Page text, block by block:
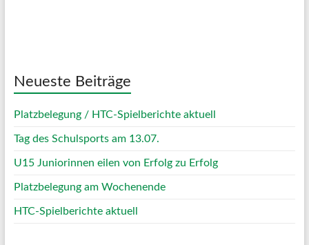
Neueste Beiträge
Platzbelegung / HTC-Spielberichte aktuell
Tag des Schulsports am 13.07.
U15 Juniorinnen eilen von Erfolg zu Erfolg
Platzbelegung am Wochenende
HTC-Spielberichte aktuell